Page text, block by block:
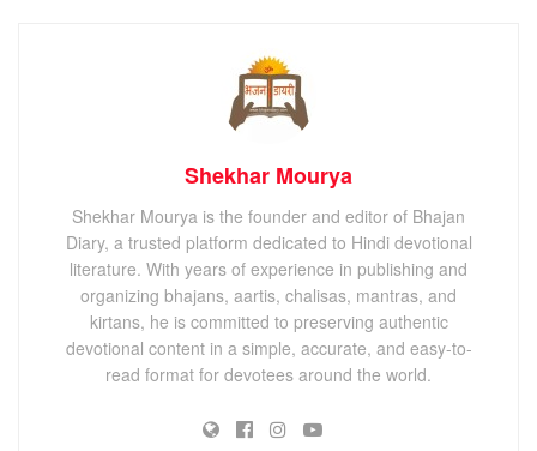
Shekhar Mourya
Shekhar Mourya is the founder and editor of Bhajan
Diary, a trusted platform dedicated to Hindi devotional
literature. With years of experience in publishing and
organizing bhajans, aartis, chalisas, mantras, and
kirtans, he is committed to preserving authentic
devotional content in a simple, accurate, and easy-to-
read format for devotees around the world.